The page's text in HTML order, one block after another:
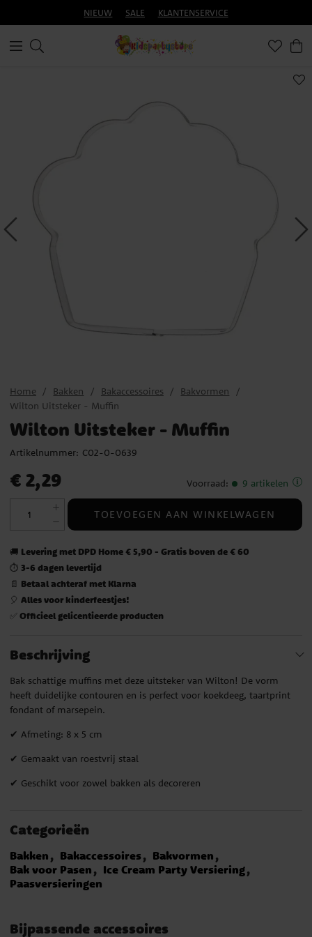
NIEUW SALE KLANTENSERVICE
Home Bakken Bakaccessoires
Bakvormen
Wilton Uitsteker - Muffin
Wilton Uitsteker - Muffin
Artikelnummer: C02-0-0639
Prijs: € 2,29
€ 2,29 Voorraad: 9 artikelen
TOEVOEGEN AAN WINKELWAGEN
🚚 Levering met DPD Home € 5,90 - Gratis boven de € 60
⏱️ 3-6 dagen levertijd
📄 Betaal achteraf met Klarna
🎈 Alles voor kinderfeestjes!
✅ Officieel gelicentieerde producten
Beschrijving
Bak schattige muffins met deze uitsteker van Wilton! De vorm
heeft duidelijke contouren en is perfect voor koekdeeg, taartprint
fondant of marsepein.
✔ Afmeting: 8 x 5 cm
✔ Gemaakt van roestvrij staal
✔ Geschikt voor zowel bakken als decoreren
Categorieën
Bakken Bakaccessoires
Bakvormen
Bak voor Pasen
Ice Cream Party Versiering
Paasversieringen
Bijpassende accessoires